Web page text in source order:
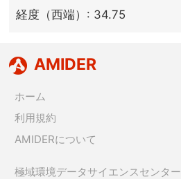
経度（西端）: 34.75
AMIDER
ホーム
利用規約
AMIDERについて
極域環境データサイエンスセンター